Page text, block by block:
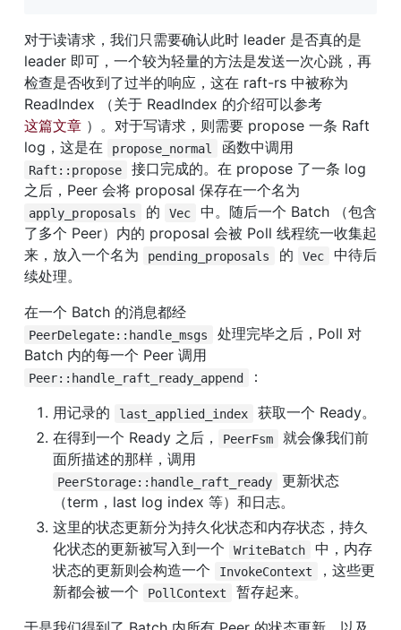
对于读请求，我们只需要确认此时 leader 是否真的是
leader 即可，一个较为轻量的方法是发送一次心跳，再
检查是否收到了过半的响应，这在 raft-rs 中被称为
ReadIndex （关于 ReadIndex 的介绍可以参考
这篇文章 ）。对于写请求，则需要 propose 一条 Raft
log，这是在
propose_normal
Raft::propose
接口完成的。在 propose 了一条 log
apply_proposals 的 Vec
中。随后一个 Batch （包含
了多个 Peer）内的 proposal 会被 Poll 线程统一收集起
来，放入一个名为
pending_proposals 的 Vec
中待后
续处理。
PeerDelegate::handle_msgs
处理完毕之后，Poll 对
Peer::handle_raft_ready_append
：
用记录的
last_applied_index
获取一个 Ready。
在得到一个 Ready 之后，
PeerFsm
就会像我们前
PeerStorage::handle_raft_ready
更新状态
（term，last log index 等）和日志。
这里的状态更新分为持久化状态和内存状态，持久
化状态的更新被写入到一个
WriteBatch
中，内存
状态的更新则会构造一个
InvokeContext
，这些更
新都会被一个
PollContext
暂存起来。